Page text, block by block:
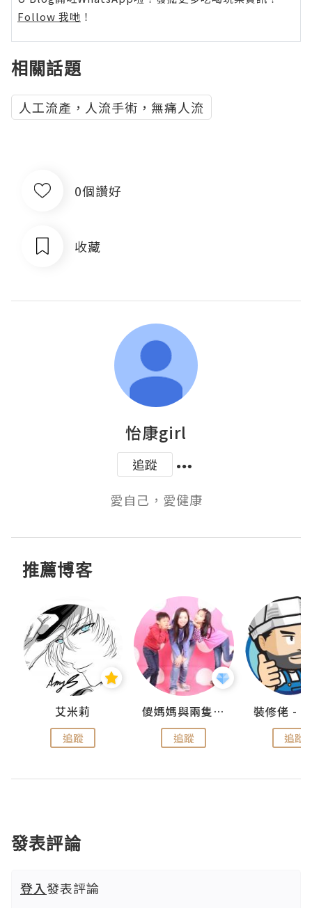
Follow 我哋 ！
相關話題
人工流產，人流手術，無痛人流
0個讚好
收藏
怡康girl
追蹤
愛自己，愛健康
推薦博客
艾米莉
追蹤
儍媽媽與兩隻小魔怪之家
追蹤 追蹤
發表評論
登入發表評論